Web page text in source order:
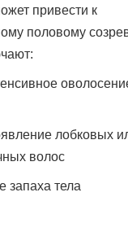
привести к
половому
лобковых
волос
запаха тела